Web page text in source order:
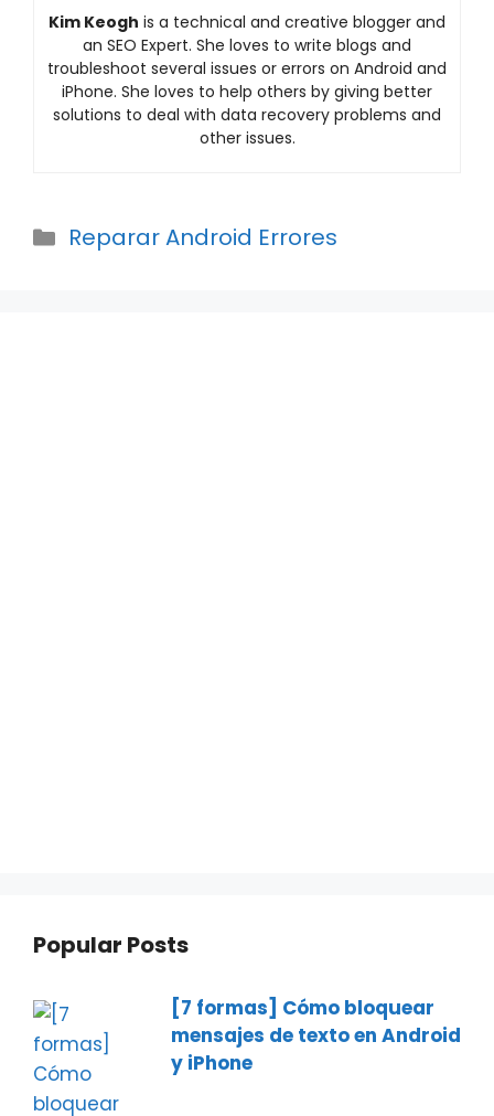
Kim Keogh is a technical and creative blogger and
an SEO Expert. She loves to write blogs and
troubleshoot several issues or errors on Android and
iPhone. She loves to help others by giving better
solutions to deal with data recovery problems and
other issues.
Categories
Reparar Android Errores
Popular Posts
[7 formas] Cómo bloquear
mensajes de texto en Android
y iPhone